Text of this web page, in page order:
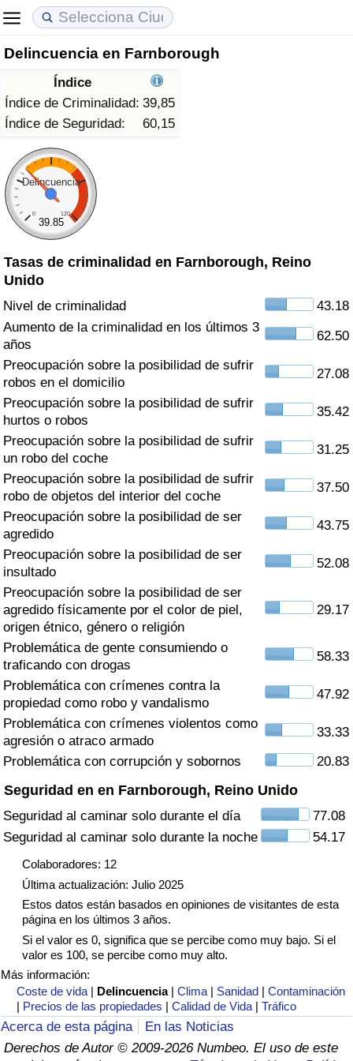
Delincuencia en Farnborough
Índice
Índice de Criminalidad: 39,85
Índice de Seguridad:
60,15
Delincuencia
0 120
39.85
Tasas de criminalidad en Farnborough, Reino
Unido
Nivel de criminalidad
43.18
Aumento de la criminalidad en los últimos 3
años
62.50
Preocupación sobre la posibilidad de sufrir
robos en el domicilio
27.08
Preocupación sobre la posibilidad de sufrir
hurtos o robos
35.42
Preocupación sobre la posibilidad de sufrir
un robo del coche
31.25
Preocupación sobre la posibilidad de sufrir
robo de objetos del interior del coche
37.50
Preocupación sobre la posibilidad de ser
agredido
43.75
Preocupación sobre la posibilidad de ser
insultado
52.08
Preocupación sobre la posibilidad de ser
agredido físicamente por el color de piel,
origen étnico, género o religión
29.17
Problemática de gente consumiendo o
traficando con drogas
58.33
Problemática con crímenes contra la
propiedad como robo y vandalismo
47.92
Problemática con crímenes violentos como
agresión o atraco armado
33.33
Problemática con corrupción y sobornos
20.83
Seguridad en en Farnborough, Reino Unido
Seguridad al caminar solo durante el día
77.08
Seguridad al caminar solo durante la noche
54.17
Colaboradores: 12
Última actualización: Julio 2025
Estos datos están basados en opiniones de visitantes de esta
página en los últimos 3 años.
Si el valor es 0, significa que se percibe como muy bajo. Si el
valor es 100, se percibe como muy alto.
Más información:
Coste de vida | Delincuencia |Clima | Sanidad |Contaminación
| Precios de las propiedades |Calidad de Vida |Tráfico
Acerca de esta página
En las Noticias
Derechos de Autor © 2009-2026 Numbeo. El uso de este
Coste de vida
Índice de Costo de Vida (Actual)
Índice de Costo de Vida
Índice de costo de vida por país
en aqaba
Precios de las propiedades
Índice de Precios de Inmuebles (Actual)
Índice de Precios de Inmuebles
Índice de Precios de Inmuebles por País
Calidad de Vida
Índice de Calidad de Vida
Índice de Calidad de Vida (Actual)
Índice de calidad de vida por país
Delincuencia
Calificación del Índice de Criminalidad
(Actual)
Índice de Criminalidad
Índice de criminalidad por país
Sanidad
Índice de Sanidad (Actual)
Índice de Sanidad
Índice de Sanidad por País
Contaminación
Índice de Contaminación (Actual)
Índice de contaminación
Índice de Contaminación por País
Tráfico
Índice de Tráfico
Índice de Tráfico (Actual)
Índice de Tráfico por País